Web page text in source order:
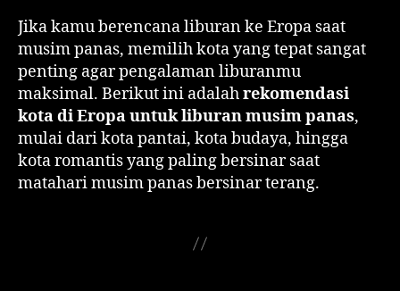
Jika kamu berencana liburan ke Eropa saat
musim panas, memilih kota yang tepat sangat
penting agar pengalaman liburanmu
maksimal. Berikut ini adalahrekomendasi
kota di Eropa untuk liburan musim panas,
mulai dari kota pantai, kota budaya, hingga
kota romantis yang paling bersinar saat
matahari musim panas bersinar terang.